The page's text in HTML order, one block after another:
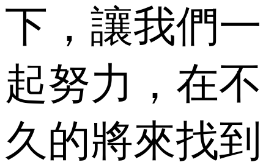
下，讓我們一
起努力，在不
久的將來找到